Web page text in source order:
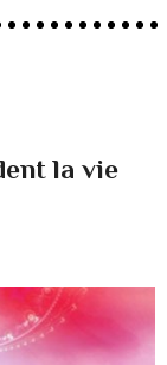
la vie